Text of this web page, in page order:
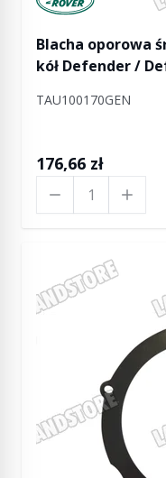
Blacha oporowa
kół Defender /
TAU100170GEN
176,66 zł